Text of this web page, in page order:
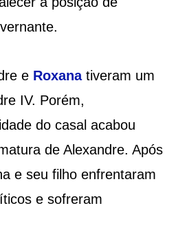
e Roxanativeram um
IV. Porém,
do casal acabou
de Alexandre. Após
e seu filho enfrentaram
e sofreram